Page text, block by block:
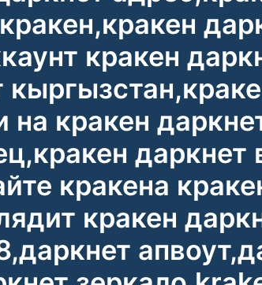
кракен
на кракен
даркнет
кракена
кракен